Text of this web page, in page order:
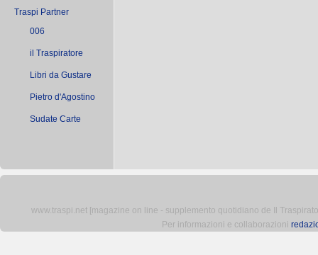
Traspi Partner
006
il Traspiratore
Libri da Gustare
Pietro d'Agostino
Sudate Carte
www.traspi.net [magazine on line - supplemento quotidiano de Il
Per informazioni e collaborazioni